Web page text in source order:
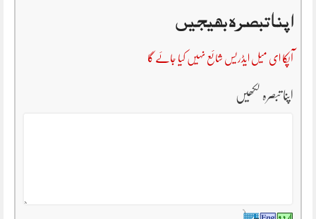
اپنا تبصرہ بھیجیں
آپکا ای میل ایڈریس شائع نہیں کیا جائے گا
اپنا تبصرہ لکھیں